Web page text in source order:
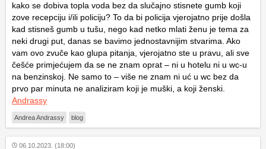
kako se dobiva topla voda bez da slučajno stisnete gumb koji
zove recepciju i/ili policiju? To da bi policija vjerojatno prije došla
kad stisneš gumb u tušu, nego kad netko mlati ženu je tema za
neki drugi put, danas se bavimo jednostavnijim stvarima. Ako
vam ovo zvuče kao glupa pitanja, vjerojatno ste u pravu, ali sve
češće primjećujem da se ne znam oprat – ni u hotelu ni u wc-u
na benzinskoj. Ne samo to – više ne znam ni uć u wc bez da
prvo par minuta ne analiziram koji je muški, a koji ženski.
Andrassy
Andrea Andrassy blog
06.10.2023. (18:00)